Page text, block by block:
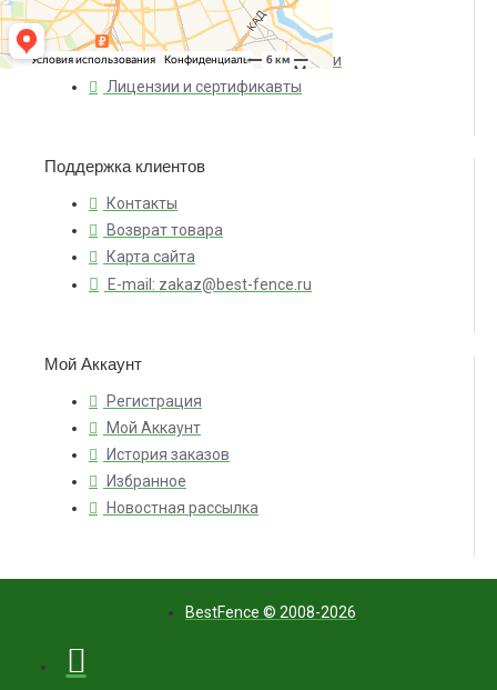
О нас
Доставка и оплата
Политика конфиденциальности
Лицензии и сертификавты
Поддержка клиентов
Контакты
Возврат товара
Карта сайта
E-mail: zakaz@best-fence.ru
Мой Аккаунт
Регистрация
Мой Аккаунт
История заказов
Избранное
Новостная рассылка
BestFence © 2008-2026